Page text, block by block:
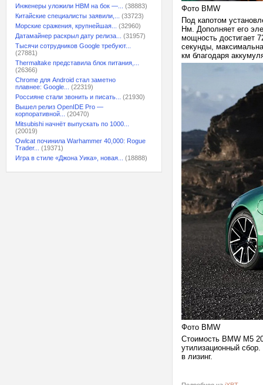
Инженеры уложили HBM на бок —...
(38883)
Китайские специалисты заявили,...
(33723)
Морские сражения, крупнейшая...
(32960)
Датамайнер раскрыл дату релиза...
(31957)
Тысячи сотрудников Google требуют...
(27881)
Thermaltake представила блок питания,...
(26366)
Chrome для Android стал заметно
плавнее: Google...
(22319)
Россияне стали звонить и писать...
(21930)
Вышел релиз OpenIDE Pro —
корпоративной...
(20470)
Mitsubishi начнёт выпускать по 1000...
(20019)
Owlcat починила Warhammer 40,000: Rogue
Trader...
(19371)
Игра в стиле «Джона Уика», новая...
(18888)
Фото BMW
Под капотом
Нм. Дополняет его
мощность достигает
секунды,
км благодаря
Фото BMW
Стоимость BMW M5
утилизационный
в лизинг.